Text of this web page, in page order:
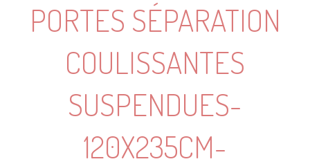
PORTES SÉPARATION
COULISSANTES
SUSPENDUES-
120X235CM-